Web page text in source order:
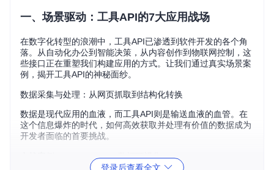
一、场景驱动：工具API的7大应用战场
在数字化转型的浪潮中，工具API已渗透到软件开发的各个角
落。从自动化办公到智能决策，从内容创作到物联网控制，这
些接口正在重塑我们构建应用的方式。让我们通过真实场景案
例，揭开工具API的神秘面纱。
数据采集与处理：从网页抓取到结构化转换
数据是现代应用的血液，而工具API则是输送血液的血管。在
这个信息爆炸的时代，如何高效获取并处理有价值的数据成为
开发者面临的首要挑战。
实战案例：GitHub API + 数据可视化
登录后查看全文